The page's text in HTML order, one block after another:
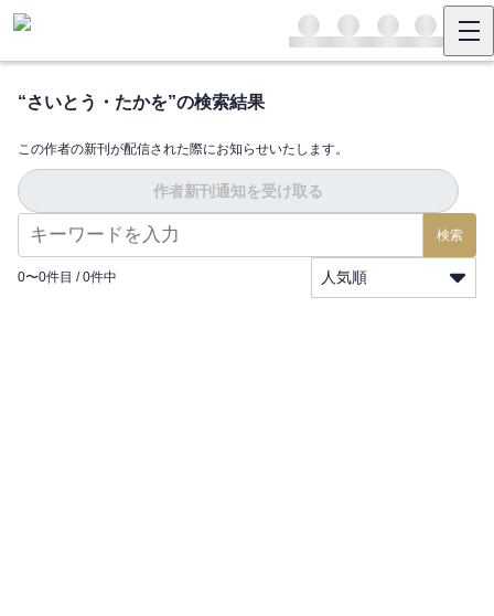
“さいとう・たかを”の検索結果
この作者の新刊が配信された際にお知らせいたします。
作者新刊通知を受け取る
検索
0〜0件目 / 0件中 人気順